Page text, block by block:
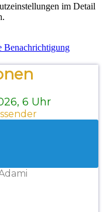
im Detail
Benachrichtigung
6 Uhr